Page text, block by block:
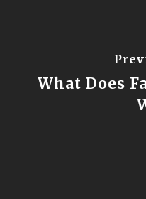
What Does